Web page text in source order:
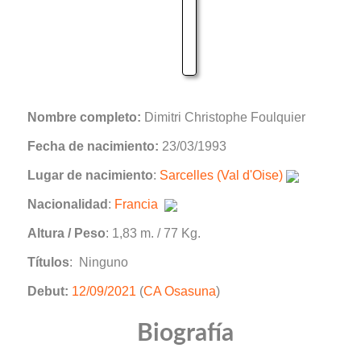
Nombre completo: Dimitri Christophe Foulquier
Fecha de nacimiento: 23/03/1993
Lugar de nacimiento: Sarcelles (Val d'Oise)
Nacionalidad : Francia
Altura / Peso: 1,83 m. / 77 Kg.
Títulos: Ninguno
Debut: 12/09/2021 (CA Osasuna)
Biografía